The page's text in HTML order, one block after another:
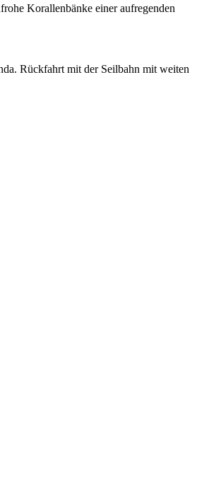
Korallenbänke einer aufregenden
Rückfahrt mit der Seilbahn mit weiten